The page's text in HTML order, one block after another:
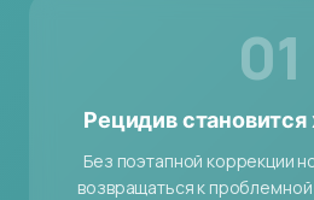
01
Рецидив
Без поэтапной коррекции
возвращаться к